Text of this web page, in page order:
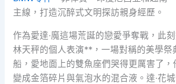
主線，打造沉醉式文明探訪親身經歷。
作為愛達·魔這場荒誕的戀愛爭奪戰，此
林天秤的個人表演**，一場對稱的美學祭
船，愛地面上的雙魚座們哭得更厲害了
變成金箔碎片與氣泡水的混合液。達·花